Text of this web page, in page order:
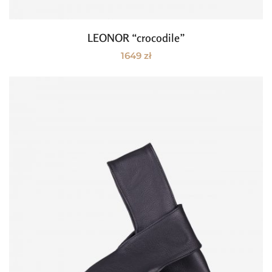
Dodaj do koszyka
LEONOR “crocodile”
1649 zł